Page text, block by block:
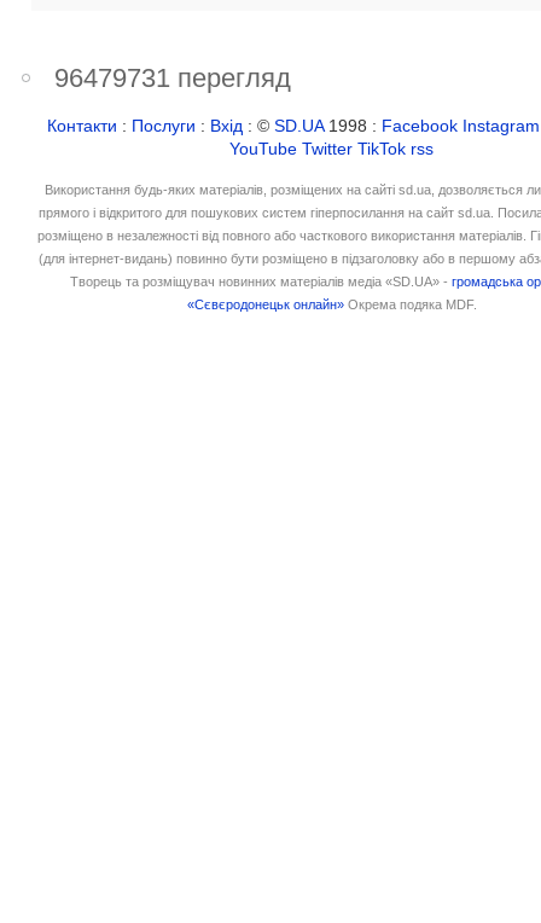
96479731 перегляд
Контакти : Послуги : Вхід : ©SD.UA1998 : Facebook Instagram
YouTube Twitter TikTok rss
Використання будь-яких матеріалів, розміщених на сайті sd.ua, дозволяється
прямого і відкритого для пошукових систем гіперпосилання на сайт sd.ua.
розміщено в незалежності від повного або часткового використання матеріалів.
(для інтернет-видань) повинно бути розміщено в підзаголовку або в першому
Творець та розміщувач новинних матеріалів медіа «SD.UA» -громадська
«Сєвєродонецьк онлайн» Окрема подяка MDF.